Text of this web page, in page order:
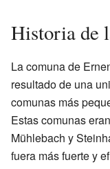
Historia de
La comuna de
resultado de una
comunas más
Estas comunas
Mühlebach y
fuera más fuerte y